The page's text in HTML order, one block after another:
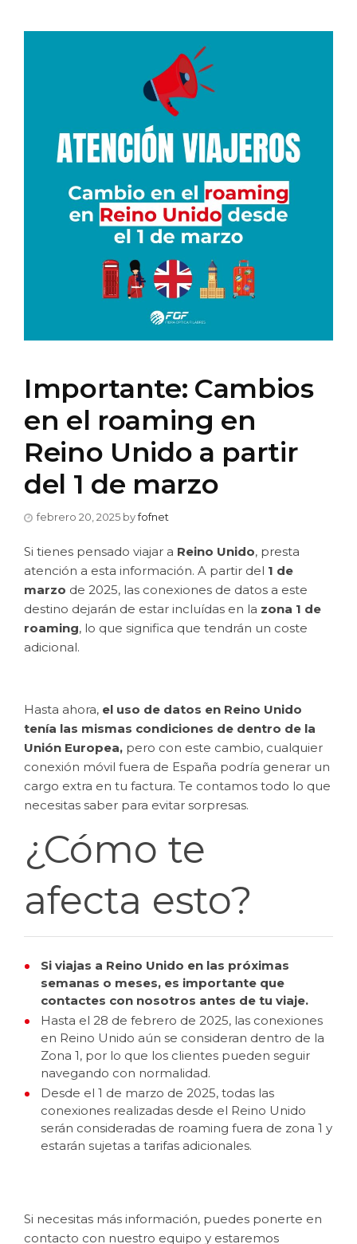
Importante: Cambios
en el roaming en
Reino Unido a partir
del 1 de marzo
febrero 20, 2025 byfofnet
Si tienes pensado viajar a Reino Unido, presta
atención a esta información. A partir del 1 de
marzo de 2025, las conexiones de datos a este
destino dejarán de estar incluídas en la zona 1 de
roaming, lo que significa que tendrán un coste
adicional.
Hasta ahora, el uso de datos en Reino Unido
tenía las mismas condiciones de dentro de la
Unión Europea, pero con este cambio, cualquier
conexión móvil fuera de España podría generar un
cargo extra en tu factura. Te contamos todo lo que
necesitas saber para evitar sorpresas.
¿Cómo te
afecta esto?
Si viajas a Reino Unido en las próximas
semanas o meses, es importante que
contactes con nosotros antes de tu viaje.
Hasta el 28 de febrero de 2025, las conexiones
en Reino Unido aún se consideran dentro de la
Zona 1, por lo que los clientes pueden seguir
navegando con normalidad.
Desde el 1 de marzo de 2025, todas las
conexiones realizadas desde el Reino Unido
serán consideradas de roaming fuera de zona 1 y
estarán sujetas a tarifas adicionales.
Si necesitas más información, puedes ponerte en
contacto con nuestro equipo y estaremos